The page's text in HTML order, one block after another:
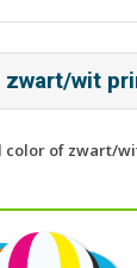
wit
color of zwart/